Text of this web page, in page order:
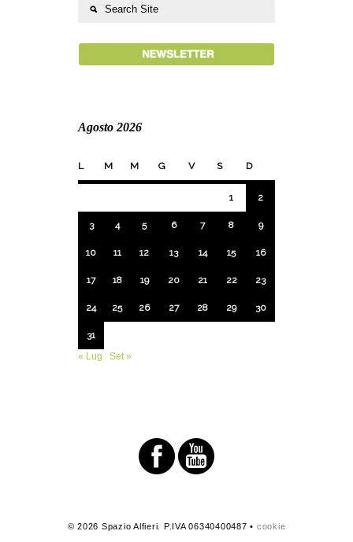
Agosto 2026
L M M G V S D
1 2
3 4 5 6 7 8 9
10 11 12 13 14 15 16
17 18 19 20 21 22 23
24 25 26 27 28 29 30
31
« Lug
Set »
© 2026 Spazio Alfieri. P.IVA 06340400487 • cookie